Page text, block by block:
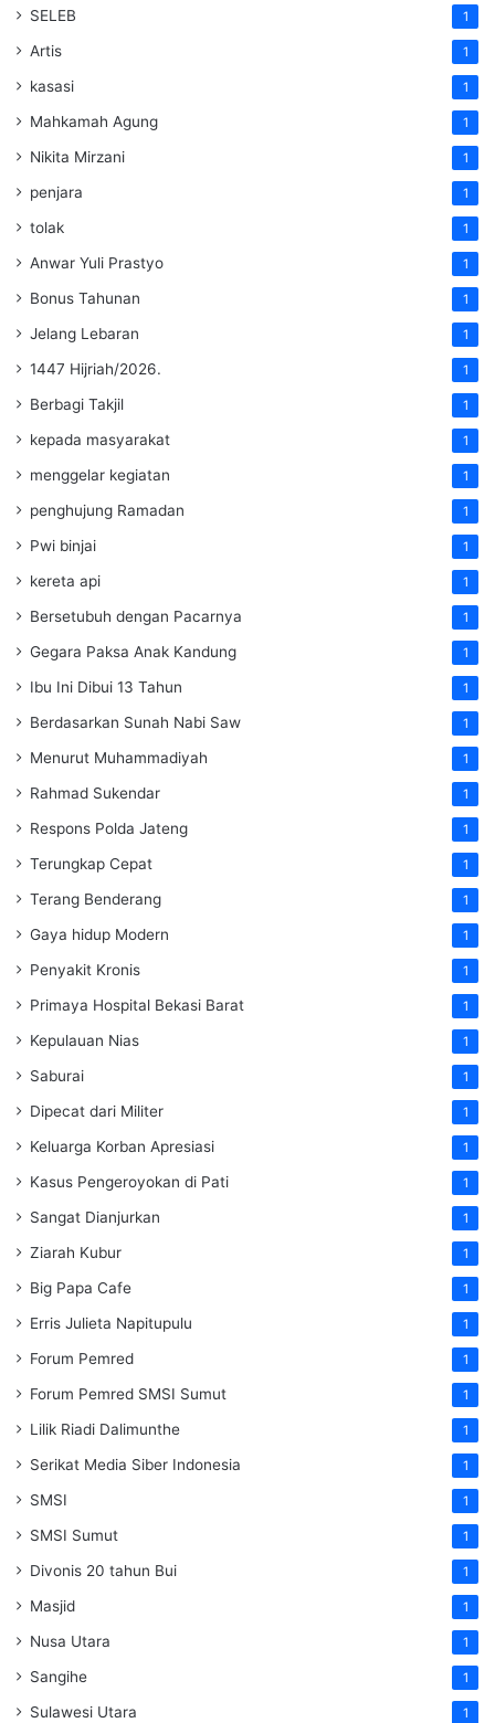
SELEB 1
Artis 1
kasasi 1
Mahkamah Agung 1
Nikita Mirzani 1
penjara 1
tolak 1
Anwar Yuli Prastyo 1
Bonus Tahunan 1
Jelang Lebaran 1
1447 Hijriah/2026. 1
Berbagi Takjil 1
kepada masyarakat 1
menggelar kegiatan 1
penghujung Ramadan 1
Pwi binjai 1
kereta api 1
Bersetubuh dengan Pacarnya 1
Gegara Paksa Anak Kandung 1
Ibu Ini Dibui 13 Tahun 1
Berdasarkan Sunah Nabi Saw 1
Menurut Muhammadiyah 1
Rahmad Sukendar 1
Respons Polda Jateng 1
Terungkap Cepat 1
Terang Benderang 1
Gaya hidup Modern 1
Penyakit Kronis 1
Primaya Hospital Bekasi Barat 1
Kepulauan Nias 1
Saburai 1
Dipecat dari Militer 1
Keluarga Korban Apresiasi 1
Kasus Pengeroyokan di Pati 1
Sangat Dianjurkan 1
Ziarah Kubur 1
Big Papa Cafe 1
Erris Julieta Napitupulu 1
Forum Pemred 1
Forum Pemred SMSI Sumut 1
Lilik Riadi Dalimunthe 1
Serikat Media Siber Indonesia 1
SMSI 1
SMSI Sumut 1
Divonis 20 tahun Bui 1
Masjid 1
Nusa Utara 1
Sangihe 1
Sulawesi Utara 1